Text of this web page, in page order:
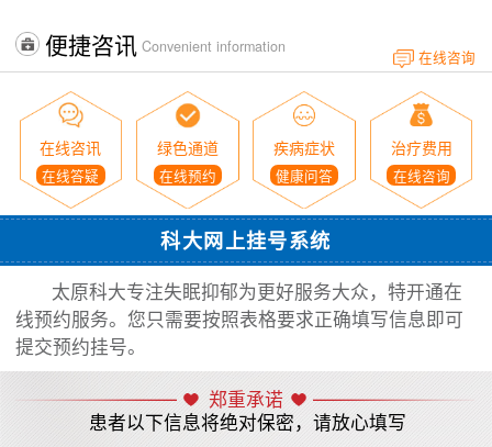
便捷咨讯 Convenient information
在线咨询
在线咨讯
在线答疑
绿色通道
在线预约
疾病症状
健康问答
治疗费用
在线咨询
科大网上挂号系统
太原科大专注失眠抑郁为更好服务大众，特开通在
线预约服务。您只需要按照表格要求正确填写信息即可
提交预约挂号。
郑重承诺
患者以下信息将绝对保密，请放心填写